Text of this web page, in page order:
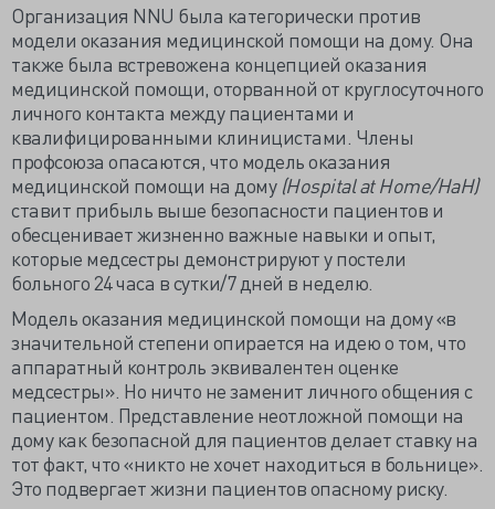
Организация NNU была категорически против
модели оказания медицинской помощи на дому. Она
также была встревожена концепцией оказания
медицинской помощи, оторванной от круглосуточного
личного контакта между пациентами и
квалифицированными клиницистами. Члены
профсоюза опасаются, что модель оказания
медицинской помощи на дому (Hospital at Home/HaH)
ставит прибыль выше безопасности пациентов и
обесценивает жизненно важные навыки и опыт,
которые медсестры демонстрируют у постели
больного 24 часа в сутки/7 дней в неделю.
Модель оказания медицинской помощи на дому «в
значительной степени опирается на идею о том, что
аппаратный контроль эквивалентен оценке
медсестры». Но ничто не заменит личного общения с
пациентом. Представление неотложной помощи на
дому как безопасной для пациентов делает ставку на
тот факт, что «никто не хочет находиться в больнице».
Это подвергает жизни пациентов опасному риску.